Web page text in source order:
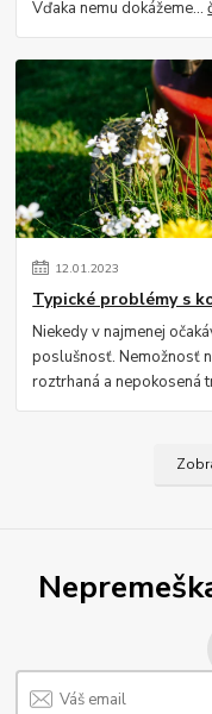
Vďaka nemu dokážeme...
12.01.2023
Typické problémy s
Niekedy v najmenej
poslušnosť. Nemožnosť
roztrhaná a nepokosená